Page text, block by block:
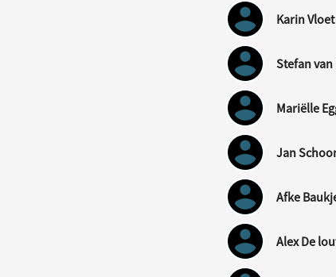
Karin Vloet
Stefan
Mariëlle
Jan
Afke
Alex De